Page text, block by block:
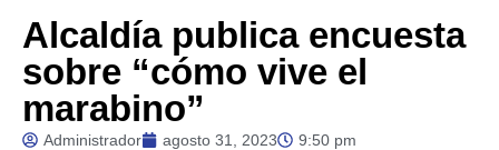
Alcaldía publica encuesta
sobre “cómo vive el
marabino”
Administrador agosto 31, 2023
9:50 pm